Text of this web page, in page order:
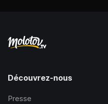
Découvrez-nous
Presse